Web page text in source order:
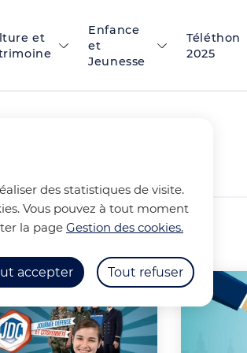
des statistiques de visite.
Vous pouvez à tout moment
la page Gestion des cookies.
accepter Tout refuser
et
Enfance
et
Jeunesse
Téléthon
2025